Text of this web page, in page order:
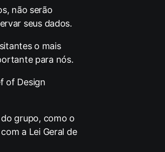
não serão
seus dados.
o mais
para nós.
of Design
grupo, como o
a Lei Geral de